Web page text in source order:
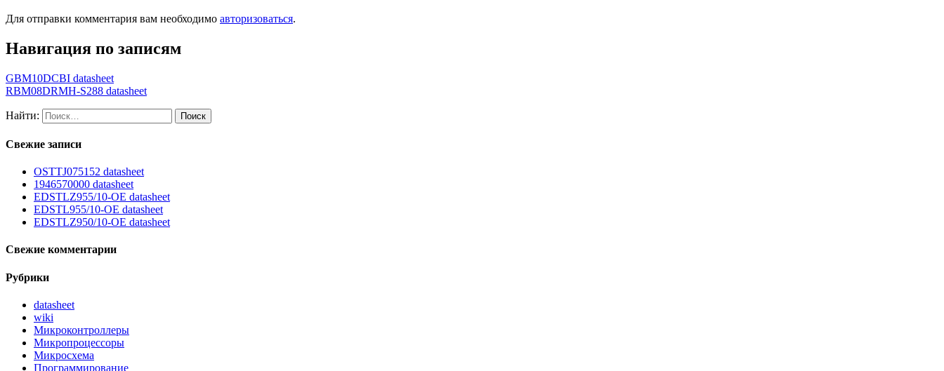
Для отправки комментария вам необходимо авторизоваться.
Навигация по записям
GBM10DCBI datasheet
RBM08DRMH-S288 datasheet
Найти:
Свежие записи
OSTTJ075152 datasheet
1946570000 datasheet
EDSTLZ955/10-OE datasheet
EDSTL955/10-OE datasheet
EDSTLZ950/10-OE datasheet
Свежие комментарии
Рубрики
datasheet
wiki
Микроконтроллеры
Микропроцессоры
Микросхема
Программирование